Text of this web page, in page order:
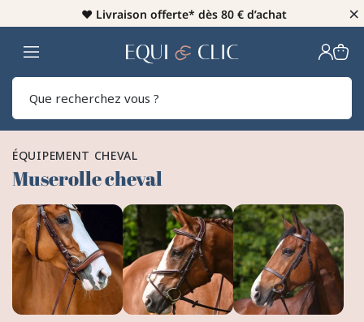
♥️ Livraison offerte* dès 80 € d’achat ×
Home
ÉQUIPEMENT CHEVAL
Muserolle cheval